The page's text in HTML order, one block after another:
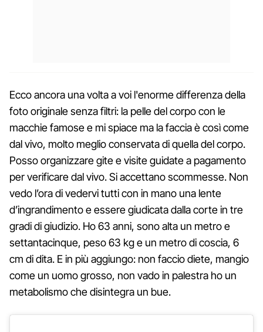
Ecco ancora una volta a voi l'enorme differenza della
foto originale senza filtri: la pelle del corpo con le
macchie famose e mi spiace ma la faccia è così come
dal vivo, molto meglio conservata di quella del corpo.
Posso organizzare gite e visite guidate a pagamento
per verificare dal vivo. Si accettano scommesse. Non
vedo l’ora di vedervi tutti con in mano una lente
d’ingrandimento e essere giudicata dalla corte in tre
gradi di giudizio. Ho 63 anni, sono alta un metro e
settantacinque, peso 63 kg e un metro di coscia, 6
cm di dita. E in più aggiungo: non faccio diete, mangio
come un uomo grosso, non vado in palestra ho un
metabolismo che disintegra un bue.